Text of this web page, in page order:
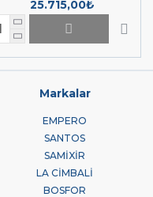
göre farklılık
flambe arabası
(
iletişime geçin,
numaramızdan,
eMutfak iletişim
25.715,00₺
Markalar
EMPERO
SANTOS
SAMİXİR
LA CİMBALİ
BOSFOR